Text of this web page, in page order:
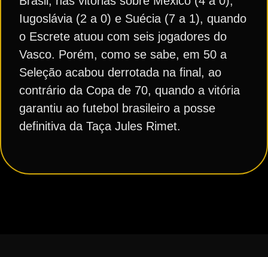
Iugoslávia (2 a 0) e Suécia (7 a 1), quando
o Escrete atuou com seis jogadores do
Vasco. Porém, como se sabe, em 50 a
Seleção acabou derrotada na final, ao
contrário da Copa de 70, quando a vitória
garantiu ao futebol brasileiro a posse
definitiva da Taça Jules Rimet.